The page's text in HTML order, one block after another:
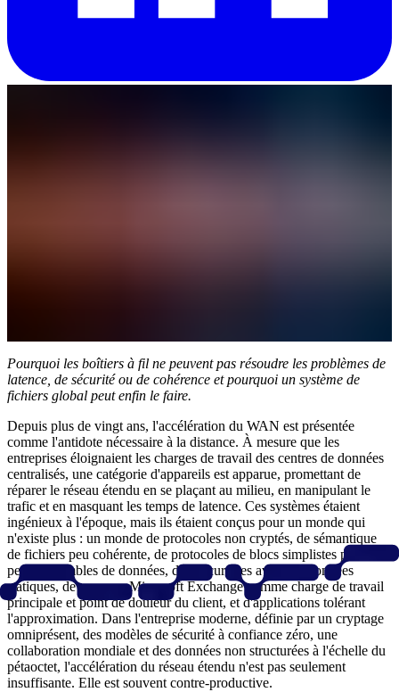
Pourquoi les boîtiers à fil ne peuvent pas résoudre les problèmes de
latence, de sécurité ou de cohérence et pourquoi un système de
fichiers global peut enfin le faire.
Depuis plus de vingt ans, l'accélération du WAN est présentée
comme l'antidote nécessaire à la distance. À mesure que les
entreprises éloignaient les charges de travail des centres de données
centralisés, une catégorie d'appareils est apparue, promettant de
réparer le réseau étendu en se plaçant au milieu, en manipulant le
trafic et en masquant les temps de latence. Ces systèmes étaient
ingénieux à l'époque, mais ils étaient conçus pour un monde qui
n'existe plus : un monde de protocoles non cryptés, de sémantique
de fichiers peu cohérente, de protocoles de blocs simplistes pour les
petits ensembles de données, de succursales avec des données
statiques, de serveurs Microsoft Exchange comme charge de travail
principale et point de douleur du client, et d'applications tolérant
l'approximation. Dans l'entreprise moderne, définie par un cryptage
omniprésent, des modèles de sécurité à confiance zéro, une
collaboration mondiale et des données non structurées à l'échelle du
pétaoctet, l'accélération du réseau étendu n'est pas seulement
insuffisante. Elle est souvent contre-productive.